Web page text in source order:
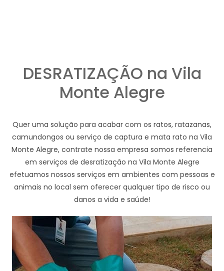
DESRATIZAÇÃO na Vila
Monte Alegre
Quer uma solução para acabar com os ratos, ratazanas,
camundongos ou serviço de captura e mata rato na Vila
Monte Alegre, contrate nossa empresa somos referencia
em serviços de desratização na Vila Monte Alegre
efetuamos nossos serviços em ambientes com pessoas e
animais no local sem oferecer qualquer tipo de risco ou
danos a vida e saúde!